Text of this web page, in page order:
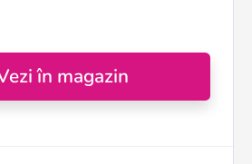
în magazin